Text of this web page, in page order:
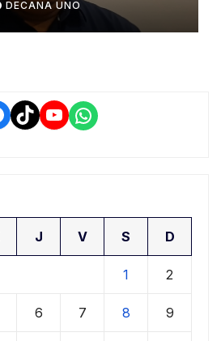
DECANA UNO
TikTokYouTube
WhatsApp
J V S D
1 2
6 7 8 9